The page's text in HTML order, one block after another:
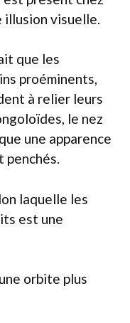
illusion visuelle.
que les
proéminents,
à relier leurs
le nez
une apparence
penchés.
laquelle les
est une
orbite plus